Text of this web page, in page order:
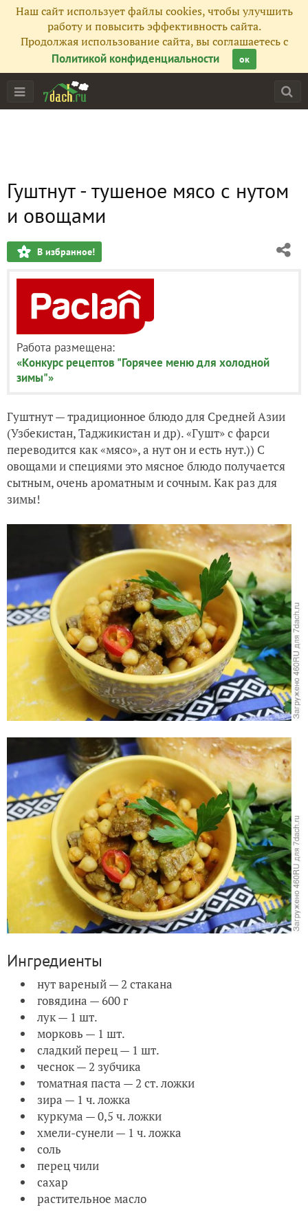
Наш сайт использует файлы cookies, чтобы улучшить
работу и повысить эффективность сайта.
Продолжая использование сайта, вы соглашаетесь с
Политикой конфиденциальности
ок
Гуштнут - тушеное мясо с нутом
и овощами
В избранное!
Работа размещена:
«Конкурс рецептов "Горячее меню для холодной
зимы"»
Гуштнут — традиционное блюдо для Средней Азии
(Узбекистан, Таджикистан и др). «Гушт» с фарси
переводится как «мясо», а нут он и есть нут.)) С
овощами и специями это мясное блюдо получается
сытным, очень ароматным и сочным. Как раз для
зимы!
Ингредиенты
нут вареный — 2 стакана
говядина — 600 г
лук — 1 шт.
морковь — 1 шт.
сладкий перец — 1 шт.
чеснок — 2 зубчика
томатная паста — 2 ст. ложки
зира — 1 ч. ложка
куркума — 0,5 ч. ложки
хмели-сунели — 1 ч. ложка
соль
перец чили
сахар
растительное масло